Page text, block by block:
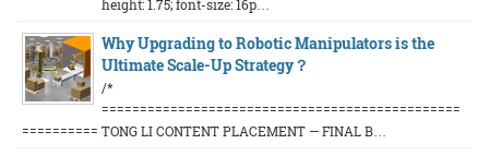
height: 1.75; font-size: 16p…
Why Upgrading to Robotic Manipulators is the
Ultimate Scale-Up Strategy？
/*
===============================================
========== TONG LI CONTENT PLACEMENT — FINAL B…